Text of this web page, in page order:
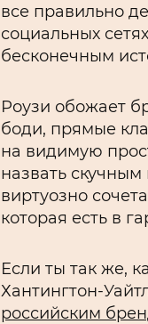
все правильно
социальных
бесконечным
Роузи обожает
боди, прямые
на видимую
назвать
виртуозно
которая есть в
Если ты так же,
Хантингтон-
российским